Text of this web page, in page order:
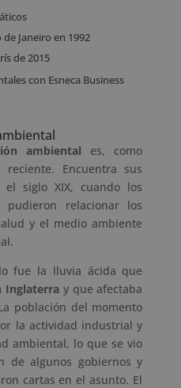
Janeiro en 1992
de 2015
con Esneca Business
ambiental es, como
reciente. Encuentra sus
siglo XIX, cuando los
relacionar los
y el medio ambiente
fue la lluvia ácida que
Inglaterray que afectaba
población del momento
la actividad industrial y
ambiental, lo que se vio
de algunos gobiernos y
cartas en el asunto. El